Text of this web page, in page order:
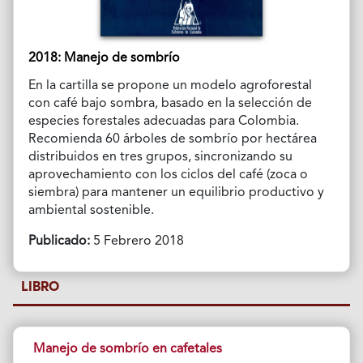
2018: Manejo de sombrío
En la cartilla se propone un modelo agroforestal
con café bajo sombra, basado en la selección de
especies forestales adecuadas para Colombia.
Recomienda 60 árboles de sombrío por hectárea
distribuidos en tres grupos, sincronizando su
aprovechamiento con los ciclos del café (zoca o
siembra) para mantener un equilibrio productivo y
ambiental sostenible.
Publicado:5 Febrero 2018
LIBRO
Manejo de sombrío en cafetales